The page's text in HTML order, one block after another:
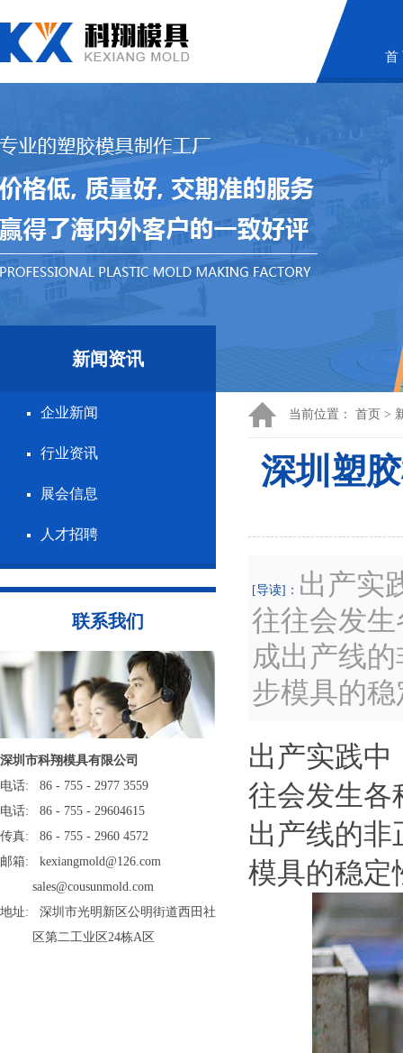
首
新闻资讯
企业新闻
行业资讯
展会信息
人才招聘
联系我们
深圳市科翔模具有限公司
电话: 86 - 755 - 2977 3559
电话: 86 - 755 - 29604615
传真: 86 - 755 - 2960 4572
邮箱: kexiangmold@126.com
sales@cousunmold.com
地址: 深圳市光明新区公明街道西田社
区第二工业区24栋A区
当前位置： 首页 >
深圳塑
[导读]： 出产实
往往会发
成出产线
步模具的
出产实践中
往会发生各
出产线的非
模具的稳定